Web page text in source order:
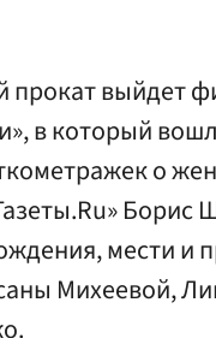
прокат выйдет
в который
о
Борис
мести и
Михеевой,